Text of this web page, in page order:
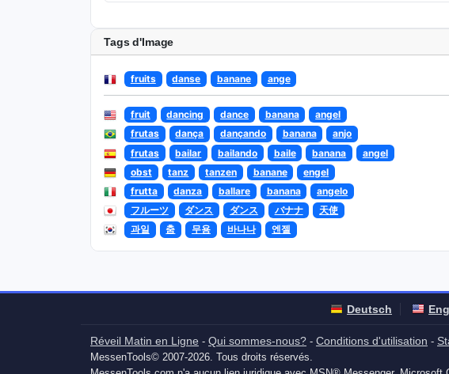
Tags d'Image
fruits danse banane ange
fruit dancing dance banana
angel
frutas
dança dançando banana
anjo
frutas
bailar bailando baile banana
angel
obst
tanz tanzen banane
engel
frutta
danza ballare banana
angelo
フルーツ
ダンス ダンス バナナ
天使
과일
춤 무용 바나나 엔젤
Deutsch
Réveil Matin en Ligne - Qui sommes-nous? - Conditions d'utilisation -
MessenTools© 2007-2026. Tous droits réservés.